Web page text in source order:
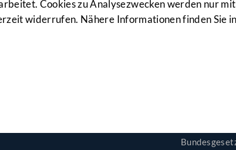
Cookies zu Analysezwecken werden nur mit
widerrufen. Nähere Informationen finden Sie in
Regierungsvorlage:
1034 d.B.